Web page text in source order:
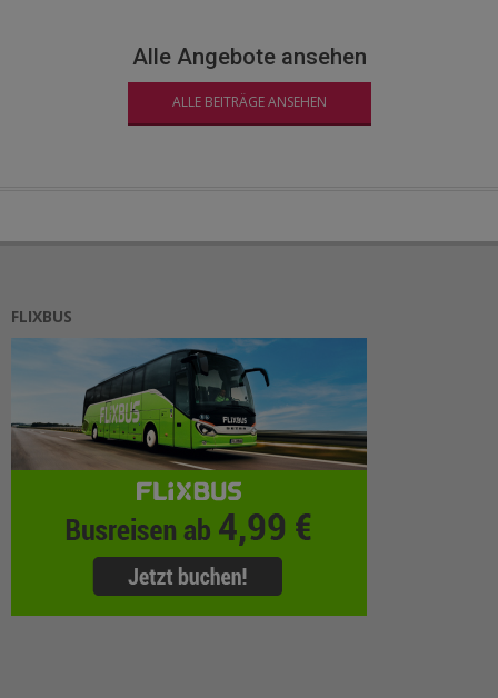
Alle Angebote ansehen
ALLE BEITRÄGE ANSEHEN
FLIXBUS